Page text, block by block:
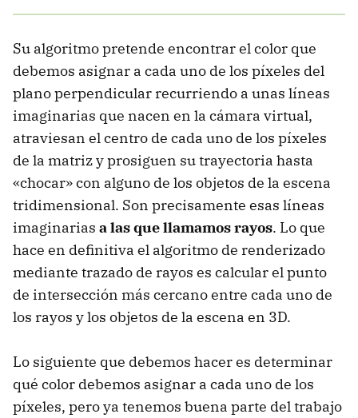
Su algoritmo pretende encontrar el color que
debemos asignar a cada uno de los píxeles del
plano perpendicular recurriendo a unas líneas
imaginarias que nacen en la cámara virtual,
atraviesan el centro de cada uno de los píxeles
de la matriz y prosiguen su trayectoria hasta
«chocar» con alguno de los objetos de la escena
tridimensional. Son precisamente esas líneas
imaginarias a las que llamamos rayos. Lo que
hace en definitiva el algoritmo de renderizado
mediante trazado de rayos es calcular el punto
de intersección más cercano entre cada uno de
los rayos y los objetos de la escena en 3D.
Lo siguiente que debemos hacer es determinar
qué color debemos asignar a cada uno de los
píxeles, pero ya tenemos buena parte del trabajo